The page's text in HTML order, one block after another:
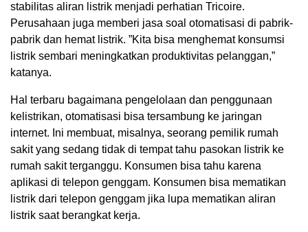
stabilitas aliran listrik menjadi perhatian Tricoire.
Perusahaan juga memberi jasa soal otomatisasi di pabrik-
pabrik dan hemat listrik. ”Kita bisa menghemat konsumsi
listrik sembari meningkatkan produktivitas pelanggan,”
katanya.
Hal terbaru bagaimana pengelolaan dan penggunaan
kelistrikan, otomatisasi bisa tersambung ke jaringan
internet. Ini membuat, misalnya, seorang pemilik rumah
sakit yang sedang tidak di tempat tahu pasokan listrik ke
rumah sakit terganggu. Konsumen bisa tahu karena
aplikasi di telepon genggam. Konsumen bisa mematikan
listrik dari telepon genggam jika lupa mematikan aliran
listrik saat berangkat kerja.